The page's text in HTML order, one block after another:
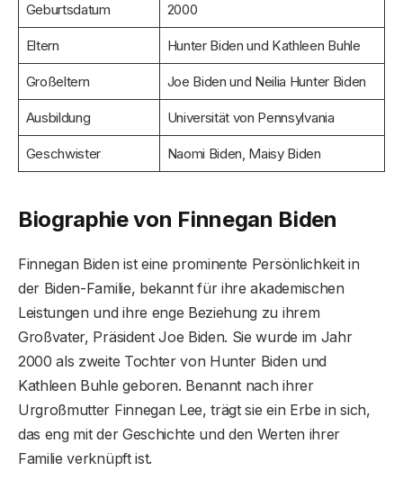
Geburtsdatum 2000
Eltern Hunter Biden und Kathleen Buhle
Großeltern Joe Biden und Neilia Hunter Biden
Ausbildung Universität von Pennsylvania
Geschwister Naomi Biden, Maisy Biden
Biographie von Finnegan Biden
Finnegan Biden ist eine prominente Persönlichkeit in
der Biden-Familie, bekannt für ihre akademischen
Leistungen und ihre enge Beziehung zu ihrem
Großvater, Präsident Joe Biden. Sie wurde im Jahr
2000 als zweite Tochter von Hunter Biden und
Kathleen Buhle geboren. Benannt nach ihrer
Urgroßmutter Finnegan Lee, trägt sie ein Erbe in sich,
das eng mit der Geschichte und den Werten ihrer
Familie verknüpft ist.